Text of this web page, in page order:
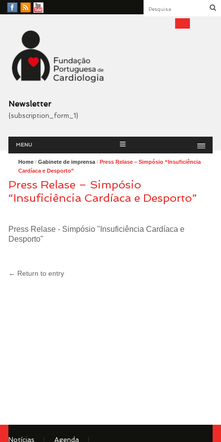
Facebook
RSS
YouTube
Fundação Portuguesa
Cardiologia
Newsletter
{subscription_form_1}
Menu
MENU
Home/ Gabinete de imprensa/ Press Relase – Simpósio “Insuficiência
Cardíaca e Desporto”
Press Relase – Simpósio
“Insuficiência Cardíaca e Desporto”
Press Relase - Simpósio "Insuficiência Cardíaca e
Desporto"
← Return to entry
Notícias Agenda